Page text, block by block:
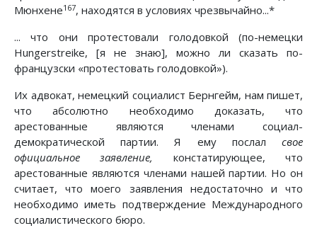
Мюнхене167, находятся в условиях чрезвычайно...*
... что они протестовали голодовкой (по-немецки
Hungerstreike, [я не знаю], можно ли сказать по-
французски «протестовать голодовкой»).
Их адвокат, немецкий социалист Бернгейм, нам пишет,
что абсолютно необходимо доказать, что
арестованные являются членами социал-
демократической партии. Я ему послал свое
официальное заявление,
констатирующее, что
арестованные являются членами нашей партии. Но он
считает, что моего заявления недостаточно и что
необходимо иметь подтверждение Международного
социалистического бюро.